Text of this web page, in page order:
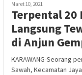
Maret 10, 2021
Terpental 20
Langsung
di Anjun
KARAWANG-Seorang
Sawah, Kecamatan